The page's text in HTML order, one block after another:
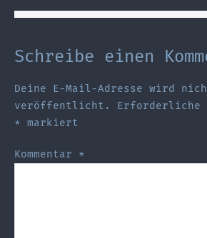
Schreibe einen
Deine E-Mail-Adresse wird
veröffentlicht.
Erforderliche
*
markiert
Kommentar *